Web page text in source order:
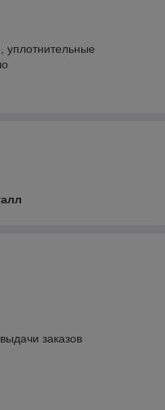
уплотнительные
заказов